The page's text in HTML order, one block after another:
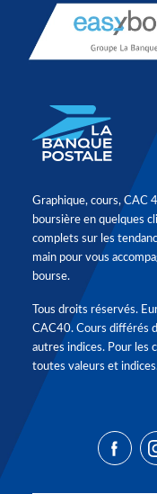
Graphique, cours, CAC
boursière en quelques
complets sur les
main pour vous
bourse.
Tous droits réservés.
CAC40. Cours différés
autres indices. Pour les
toutes valeurs et